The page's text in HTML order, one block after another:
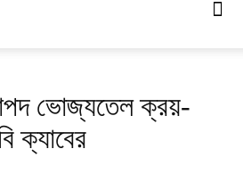
ভোজ্যতেল ক্রয়-
ক্যাবের